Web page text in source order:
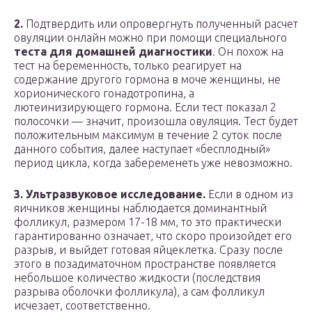
2. Подтвердить или опровергнуть полученный расчет
овуляции онлайн можно при помощи специального
теста для домашней диагностики. Он похож на
тест на беременность, только реагирует на
содержание другого гормона в моче женщины, не
хорионического гонадотропина, а
лютеинизирующего гормона. Если тест показал 2
полосочки — значит, произошла овуляция. Тест будет
положительным максимум в течение 2 суток после
данного события, далее наступает «бесплодный»
период цикла, когда забеременеть уже невозможно.
3. Ультразвуковое исследование. Если в одном из
яичников женщины наблюдается доминантный
фолликул, размером 17-18 мм, то это практически
гарантированно означает, что скоро произойдет его
разрыв, и выйдет готовая яйцеклетка. Сразу после
этого в позадиматочном пространстве появляется
небольшое количество жидкости (последствия
разрыва оболочки фолликула), а сам фолликул
исчезает, соответственно.